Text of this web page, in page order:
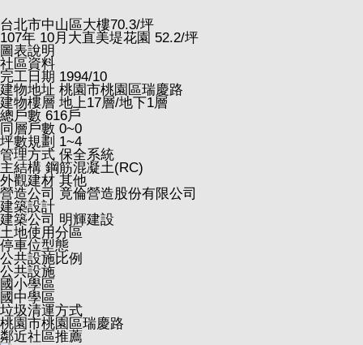
台北市中山區大樓70.3/坪
107年 10月大直美堤花園 52.2/坪
圖表說明
社區資料
完工日期 1994/10
建物地址 桃園市桃園區瑞慶路
建物樓層 地上17層/地下1層
總戶數 616戶
同層戶數 0~0
坪數規劃 1~4
管理方式 保全系統
主結構 鋼筋混凝土(RC)
外觀建材 其他
營造公司 竟倫營造股份有限公司
建築設計
建築公司 明輝建設
土地使用分區
停車位型態
公共設施比例
公共設施
國小學區
國中學區
垃圾清運方式
桃園市桃園區瑞慶路
鄰近社區推薦